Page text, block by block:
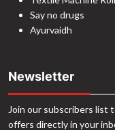
Say no drugs
Ayurvaidh
Newsletter
Join our subscribers list
offers directly in your